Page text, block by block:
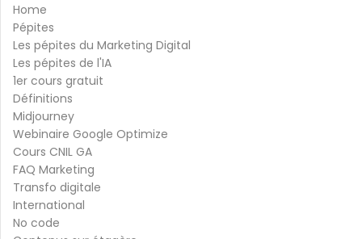
Home
Pépites
Les pépites du Marketing Digital
Les pépites de l'IA
1er cours gratuit
Définitions
Midjourney
Webinaire Google Optimize
Cours CNIL GA
FAQ Marketing
Transfo digitale
International
No code